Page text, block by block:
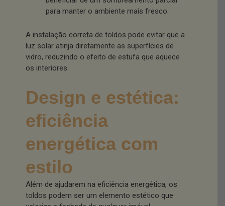
para manter o ambiente mais fresco.
A instalação correta de toldos pode evitar que a
luz solar atinja diretamente as superfícies de
vidro, reduzindo o efeito de estufa que aquece
os interiores.
Design e estética:
eficiência
energética com
estilo
Além de ajudarem na eficiência energética, os
toldos podem ser um elemento estético que